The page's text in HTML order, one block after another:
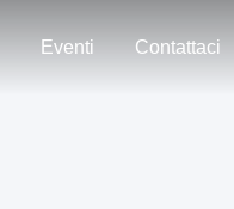
Eventi Contattaci